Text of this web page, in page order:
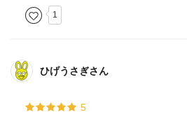
1
ひげうさぎさん
5